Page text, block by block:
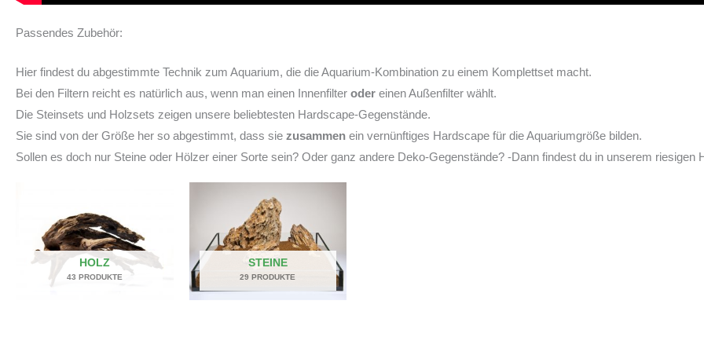
Passendes Zubehör:
Hier findest du abgestimmte Technik zum Aquarium, die die Aquarium-Kombination zu einem Komplettset macht.
Bei den Filtern reicht es natürlich aus, wenn man einen Innenfilter oder einen Außenfilter wählt.
Die Steinsets und Holzsets zeigen unsere beliebtesten Hardscape-Gegenstände.
Sie sind von der Größe her so abgestimmt, dass sie zusammen ein vernünftiges Hardscape für die Aquariumgröße bilden.
Sollen es doch nur Steine oder Hölzer einer Sorte sein? Oder ganz andere Deko-Gegenstände? -Dann findest du in unserem riesigen
HOLZ
43 PRODUKTE
STEINE
29 PRODUKTE